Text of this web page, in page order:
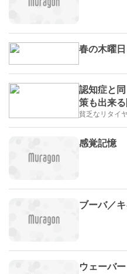
春の木曜
認知症と
策も出来
は、、
感覚記憶
ブーバ／
ウェーバ